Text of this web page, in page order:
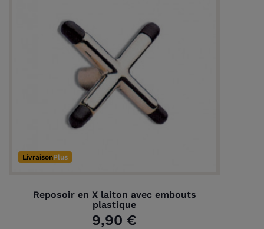
LivraisonPlus
Reposoir en X laiton avec embouts
plastique
9,90 €